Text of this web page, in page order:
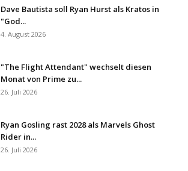
Dave Bautista soll Ryan Hurst als Kratos in
"God...
4. August 2026
"The Flight Attendant" wechselt diesen
Monat von Prime zu...
26. Juli 2026
Ryan Gosling rast 2028 als Marvels Ghost
Rider in...
26. Juli 2026